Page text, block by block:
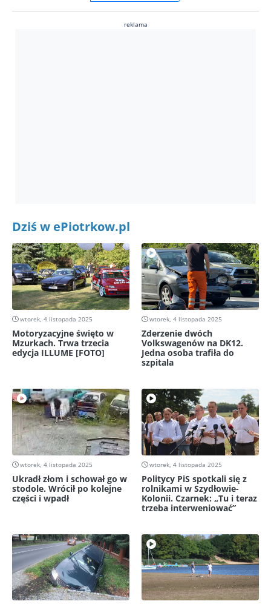
reklama
Dziś w ePiotrkow.pl
wtorek, 4 listopada 2025
Motoryzacyjne święto w
Mzurkach. Trwa trzecia
edycja ILLUME [FOTO]
wtorek, 4 listopada 2025
Zderzenie dwóch
Volkswagenów na DK12.
Jedna osoba trafiła do
szpitala
wtorek, 4 listopada 2025
Ukradł złom i schował go w
stodole. Wrócił po kolejne
części i wpadł
wtorek, 4 listopada 2025
Politycy PiS spotkali się z
rolnikami w Szydłowie-
Kolonii. Czarnek: „Tu i teraz
trzeba interweniować”